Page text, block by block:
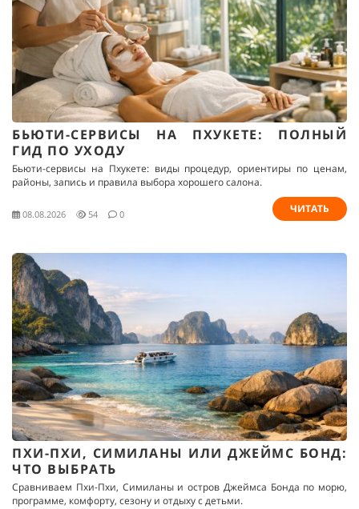
БЬЮТИ-СЕРВИСЫ НА ПХУКЕТЕ: ПОЛНЫЙ
ГИД ПО УХОДУ
Бьюти-сервисы на Пхукете: виды процедур, ориентиры по ценам,
районы, запись и правила выбора хорошего салона.
08.08.2026 54 0 ЧИТАТЬ
ПХИ-ПХИ, СИМИЛАНЫ ИЛИ ДЖЕЙМС БОНД:
ЧТО ВЫБРАТЬ
Сравниваем Пхи-Пхи, Симиланы и остров Джеймса Бонда по морю,
программе, комфорту, сезону и отдыху с детьми.